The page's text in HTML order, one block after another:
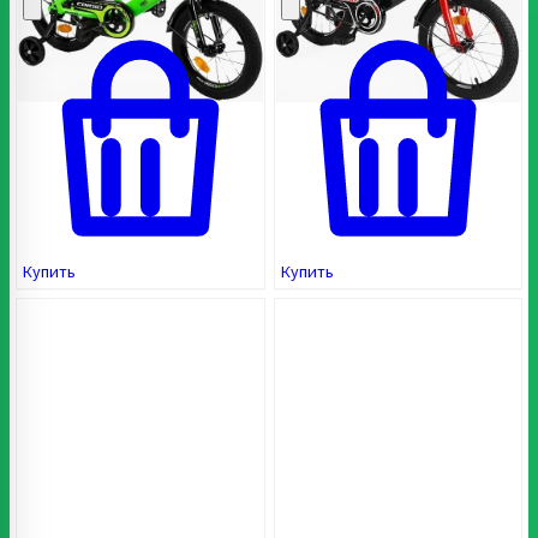
опроса
пользователей
Купить
опроса
пользователя
Купить